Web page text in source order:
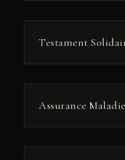
РЕКЛАМА
Testament
Assurance